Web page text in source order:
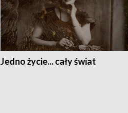
Jedno życie... cały świat